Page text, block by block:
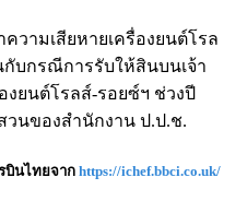
วามเสียหายเครื่องยนต์โรล
บกรณีการรับให้สินบนเจ้า
ยนต์โรลส์-รอยซ์ฯ ช่วงปี
วนของสำนักงาน ป.ป.ช.
บินไทยจาก https://ichef.bbci.co.uk/